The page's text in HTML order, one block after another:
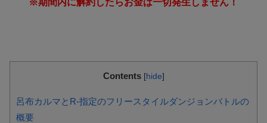
Contents [hide]
呂布カルマとR-指定のフリースタイルダンジョンバトルの
概要